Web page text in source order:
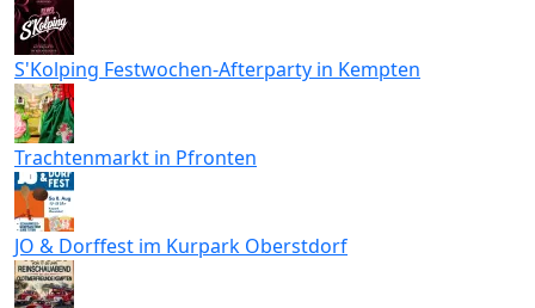
S'Kolping Festwochen-Afterparty in Kempten
Trachtenmarkt in Pfronten
JO & Dorffest im Kurpark Oberstdorf